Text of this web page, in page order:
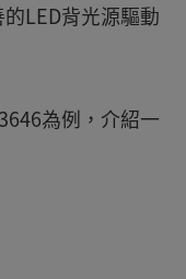
LED背光源驅動
為例，介紹一